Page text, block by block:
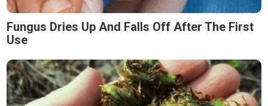
Fungus Dries Up And Falls Off After The First
Use